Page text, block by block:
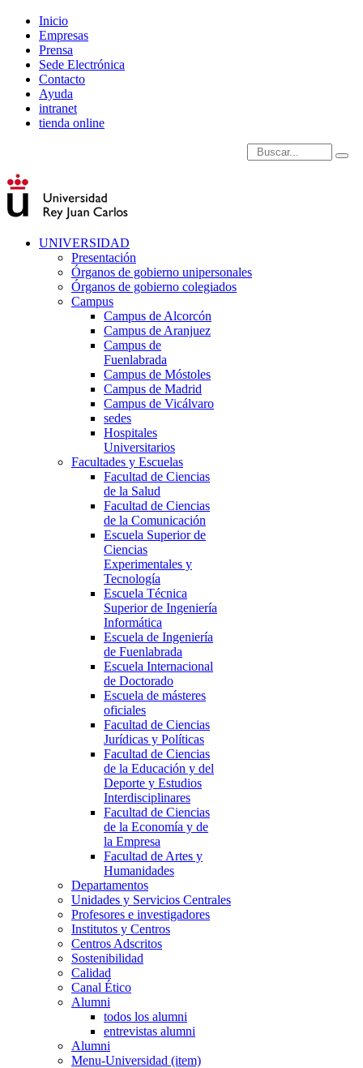
Inicio
Empresas
Prensa
Sede Electrónica
Contacto
Ayuda
intranet
tienda online
Introduce términos de
UNIVERSIDAD
Presentación
Órganos de gobierno unipersonales
Órganos de gobierno colegiados
Campus
Campus de Alcorcón
Campus de Aranjuez
Campus de
Fuenlabrada
Campus de Móstoles
Campus de Madrid
Campus de Vicálvaro
sedes
Hospitales
Universitarios
Facultades y Escuelas
Facultad de Ciencias
de la Salud
Facultad de Ciencias
de la Comunicación
Escuela Superior de
Ciencias
Experimentales y
Tecnología
Escuela Técnica
Superior de Ingeniería
Informática
Escuela de Ingeniería
de Fuenlabrada
Escuela Internacional
de Doctorado
Escuela de másteres
oficiales
Facultad de Ciencias
Jurídicas y Políticas
Facultad de Ciencias
de la Educación y del
Deporte y Estudios
Interdisciplinares
Facultad de Ciencias
de la Economía y de
la Empresa
Facultad de Artes y
Humanidades
Departamentos
Unidades y Servicios Centrales
Profesores e investigadores
Institutos y Centros
Centros Adscritos
Sostenibilidad
Calidad
Canal Ético
Alumni
todos los alumni
entrevistas alumni
Alumni
Menu-Universidad (item)